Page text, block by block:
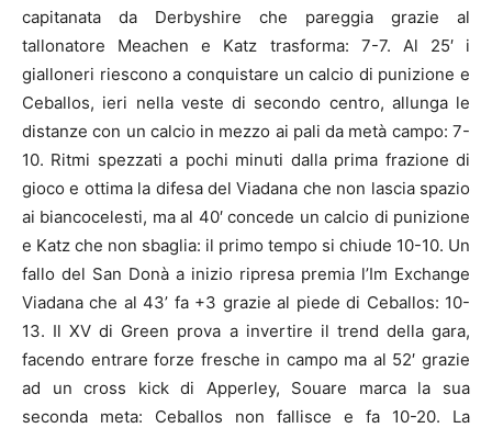
capitanata da Derbyshire che pareggia grazie al
tallonatore Meachen e Katz trasforma: 7-7. Al 25′ i
gialloneri riescono a conquistare un calcio di punizione e
Ceballos, ieri nella veste di secondo centro, allunga le
distanze con un calcio in mezzo ai pali da metà campo: 7-
10. Ritmi spezzati a pochi minuti dalla prima frazione di
gioco e ottima la difesa del Viadana che non lascia spazio
ai biancocelesti, ma al 40′ concede un calcio di punizione
e Katz che non sbaglia: il primo tempo si chiude 10-10. Un
fallo del San Donà a inizio ripresa premia l’Im Exchange
Viadana che al 43’ fa +3 grazie al piede di Ceballos: 10-
13. Il XV di Green prova a invertire il trend della gara,
facendo entrare forze fresche in campo ma al 52′ grazie
ad un cross kick di Apperley, Souare marca la sua
seconda meta: Ceballos non fallisce e fa 10-20. La